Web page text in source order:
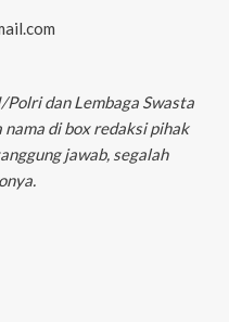
dan Lembaga Swasta
di box redaksi pihak
jawab, segalah